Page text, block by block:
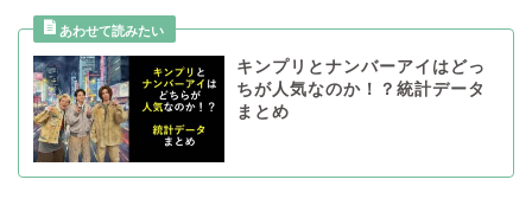
キンプリとナンバーアイはどっ
ちが人気なのか！？統計データ
まとめ